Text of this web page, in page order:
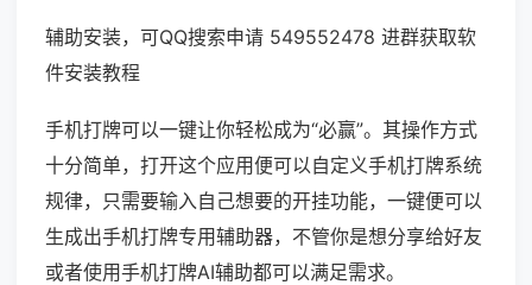
辅助安装，可QQ搜索申请 549552478 进群获取软
件安装教程
手机打牌可以一键让你轻松成为“必赢”。其操作方式
十分简单，打开这个应用便可以自定义手机打牌系统
规律，只需要输入自己想要的开挂功能，一键便可以
生成出手机打牌专用辅助器，不管你是想分享给好友
或者使用手机打牌AI辅助都可以满足需求。